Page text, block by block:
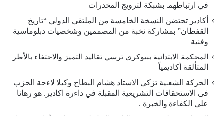
في ارتباطهما بشبكة لترويج المخدرات
أكادير تحتضن النسخة الخامسة من الملتقى الدولي “تاريخ
القفطان” بمشاركة نخبة من المصممين وشخصيات دبلوماسية
وفنية
المحكمة الابتدائية ببيوكرى ترسي تقاليد التميز والاحتفاء بالأطر
المتألقة أكاديمياً
الحركة الشعبية تزكى الاستاد هشام البطاح وكيلا لاءحة الحزب
فى الاستحقاقات التشريعية المقبلة في داءرة اكادير. هو رهانا
على الكفاءة والخبرة .